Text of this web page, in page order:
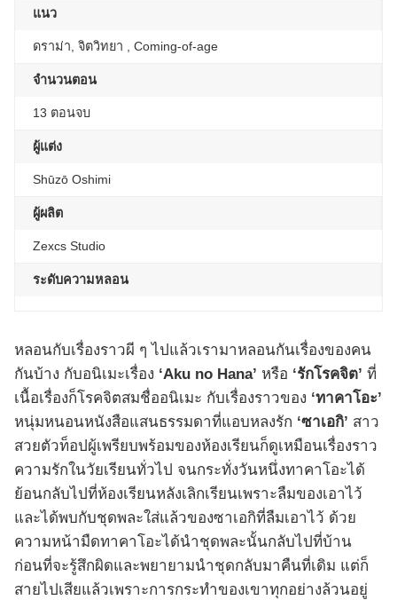
แนว
ดราม่า, จิตวิทยา , Coming-of-age
จำนวนตอน
13 ตอนจบ
ผู้แต่ง
Shūzō Oshimi
ผู้ผลิต
Zexcs Studio
ระดับความหลอน
หลอนกับเรื่องราวผี ๆ ไปแล้วเรามาหลอนกันเรื่องของคน
กันบ้าง กับอนิเมะเรื่อง ‘Aku no Hana’ หรือ ‘รักโรคจิต’ ที่
เนื้อเรื่องก็โรคจิตสมชื่ออนิเมะ กับเรื่องราวของ ‘ทาคาโอะ’
หนุ่มหนอนหนังสือแสนธรรมดาที่แอบหลงรัก ‘ซาเอกิ’ สาว
สวยตัวท็อปผู้เพรียบพร้อมของห้องเรียนก็ดูเหมือนเรื่องราว
ความรักในวัยเรียนทั่วไป จนกระทั่งวันหนึ่งทาคาโอะได้
ย้อนกลับไปที่ห้องเรียนหลังเลิกเรียนเพราะลืมของเอาไว้
และได้พบกับชุดพละใส่แล้วของซาเอกิที่ลืมเอาไว้ ด้วย
ความหน้ามืดทาคาโอะได้นำชุดพละนั้นกลับไปที่บ้าน
ก่อนที่จะรู้สึกผิดและพยายามนำชุดกลับมาคืนที่เดิม แต่ก็
สายไปเสียแล้วเพราะการกระทำของเขาทุกอย่างล้วนอยู่